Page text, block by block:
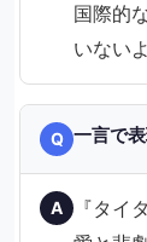
国際的
いない
Q 一言で
A
『タイ